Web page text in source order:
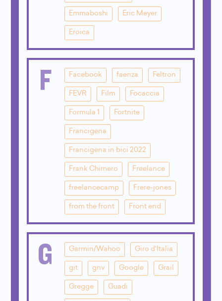
Emmaboshi Eric Meyer
Eroica
F Facebook faenza Feltron
FEVR Film Focaccia
Formula 1 Fortnite
Francigena
Francigena in bici 2022
Frank Chimero Freelance
freelancecamp Frere-jones
from the front Front end
G Garmin/Wahoo Giro d'Italia
git gnv Google Grail
Gregge Guadi